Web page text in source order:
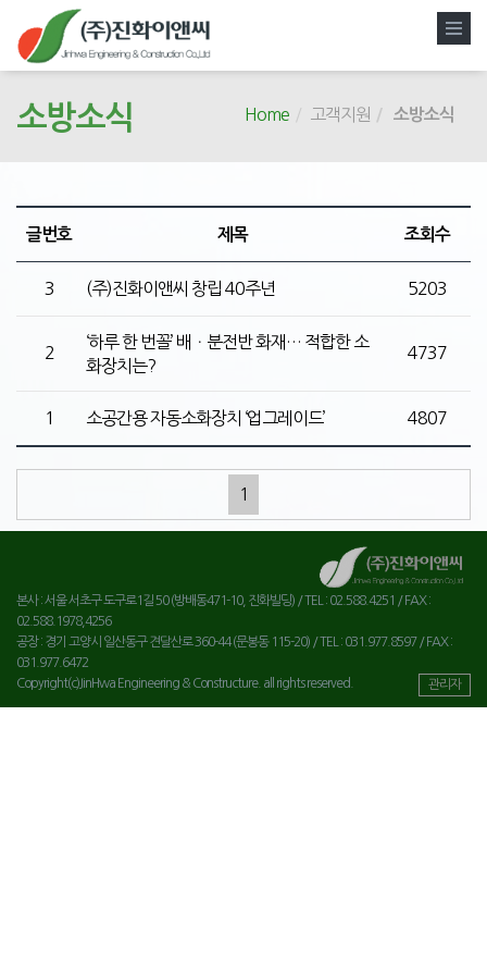
소방소식 Home 고객지원 소방소식
글번호 제목 조회수
3 (주)진화이앤씨 창립 40주년 5203
2
‘하루 한 번꼴’ 배ㆍ분전반 화재… 적합한 소
화장치는?
4737
1 소공간용 자동소화장치 ‘업그레이드’ 4807
1
본사 : 서울 서초구 도구로1길 50 (방배동471-10, 진화빌딩) / TEL : 02.588.4251 / FAX :
02.588.1978,4256
공장 : 경기 고양시 일산동구 견달산로 360-44 (문봉동 115-20) / TEL : 031.977.8597 / FAX :
031.977.6472
Copyright(c)JinHwa Engineering & Constructure. all rights reserved.
관리자